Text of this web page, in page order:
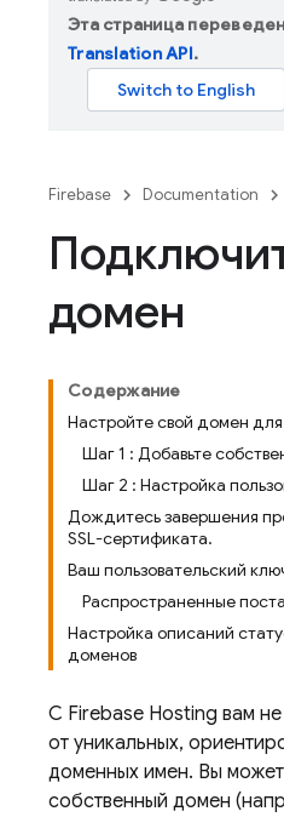
Эта страница
Translation API.
Firebase Documentation
домен
Содержание
Настройте свой домен
Шаг 1 : Добавьте
Шаг 2 : Настройка
Дождитесь завершения
SSL-сертификата.
Ваш пользовательский
Распространенные
Настройка описаний
доменов
С Firebase Hosting вам
от уникальных,
доменных имен. Вы
собственный домен